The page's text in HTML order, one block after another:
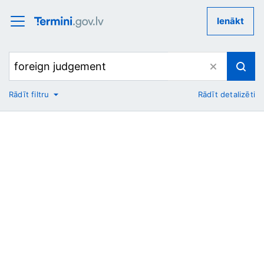
Ienākt
No
Rādīt filtru Rādīt detalizēti